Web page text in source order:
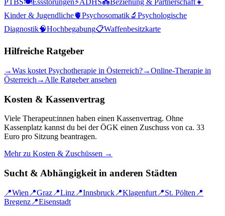
Kinder & Jugendliche🫀Psychosomatik🔬 Psychologische
Diagnostik🧠Hochbegabung📋Waffenbesitzkarte
Hilfreiche Ratgeber
→Was kostet Psychotherapie in Österreich?→Online-Therapie in
Österreich → Alle Ratgeber ansehen
Kosten & Kassenvertrag
Viele Therapeut:innen haben einen Kassenvertrag. Ohne
Kassenplatz kannst du bei der ÖGK einen Zuschuss von ca. 33
Euro pro Sitzung beantragen.
Mehr zu Kosten & Zuschüssen →
Sucht & Abhängigkeit in anderen Städten
📍Wien 📍Graz 📍Linz 📍Innsbruck 📍Klagenfurt 📍St. Pölten 📍
Bregenz 📍Eisenstadt